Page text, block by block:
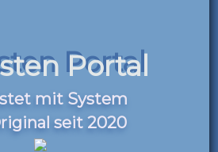
Portal
mit System
seit 2020